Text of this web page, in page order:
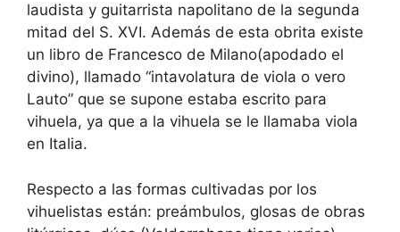
laudista y guitarrista napolitano de la segunda
mitad del S. XVI. Además de esta obrita existe
un libro de Francesco de Milano(apodado el
divino), llamado “intavolatura de viola o vero
Lauto” que se supone estaba escrito para
vihuela, ya que a la vihuela se le llamaba viola
en Italia.
Respecto a las formas cultivadas por los
vihuelistas están: preámbulos, glosas de obras